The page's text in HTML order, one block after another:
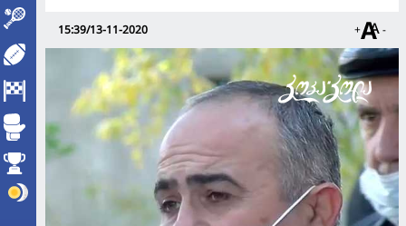
15:39/13-11-2020 + -